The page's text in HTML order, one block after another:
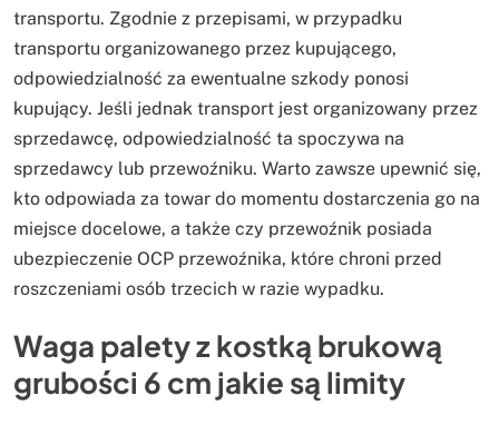
transportu. Zgodnie z przepisami, w przypadku
transportu organizowanego przez kupującego,
odpowiedzialność za ewentualne szkody ponosi
kupujący. Jeśli jednak transport jest organizowany przez
sprzedawcę, odpowiedzialność ta spoczywa na
sprzedawcy lub przewoźniku. Warto zawsze upewnić się,
kto odpowiada za towar do momentu dostarczenia go na
miejsce docelowe, a także czy przewoźnik posiada
ubezpieczenie OCP przewoźnika, które chroni przed
roszczeniami osób trzecich w razie wypadku.
Waga palety z kostką brukową
grubości 6 cm jakie są limity